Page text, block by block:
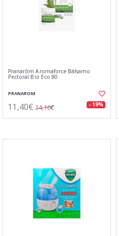
Pranarôm Aromaforce Bálsamo
Pectoral Bio Eco 80
PRANAROM
11,40€ 14,16€ - 19%